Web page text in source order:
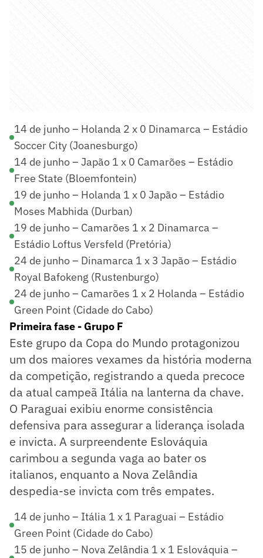
14 de junho – Holanda 2 x 0 Dinamarca – Estádio
Soccer City (Joanesburgo)
14 de junho – Japão 1 x 0 Camarões – Estádio
Free State (Bloemfontein)
19 de junho – Holanda 1 x 0 Japão – Estádio
Moses Mabhida (Durban)
19 de junho – Camarões 1 x 2 Dinamarca –
Estádio Loftus Versfeld (Pretória)
24 de junho – Dinamarca 1 x 3 Japão – Estádio
Royal Bafokeng (Rustenburgo)
24 de junho – Camarões 1 x 2 Holanda – Estádio
Green Point (Cidade do Cabo)
Primeira fase - Grupo F
Este grupo da Copa do Mundo protagonizou
um dos maiores vexames da história moderna
da competição, registrando a queda precoce
da atual campeã Itália na lanterna da chave.
O Paraguai exibiu enorme consistência
defensiva para assegurar a liderança isolada
e invicta. A surpreendente Eslováquia
carimbou a segunda vaga ao bater os
italianos, enquanto a Nova Zelândia
despedia-se invicta com três empates.
14 de junho – Itália 1 x 1 Paraguai – Estádio
Green Point (Cidade do Cabo)
15 de junho – Nova Zelândia 1 x 1 Eslováquia –